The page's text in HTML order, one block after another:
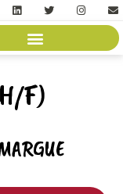
F)